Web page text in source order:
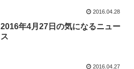
2016.04.28
2016年4月27日の気になるニュー
ス
2016.04.27